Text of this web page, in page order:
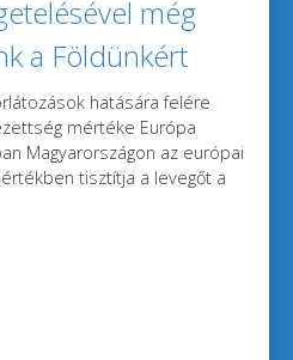
még
a Földünkért
hatására felére
mértéke Európa
Magyarországon az európai
tisztítja a levegőt a